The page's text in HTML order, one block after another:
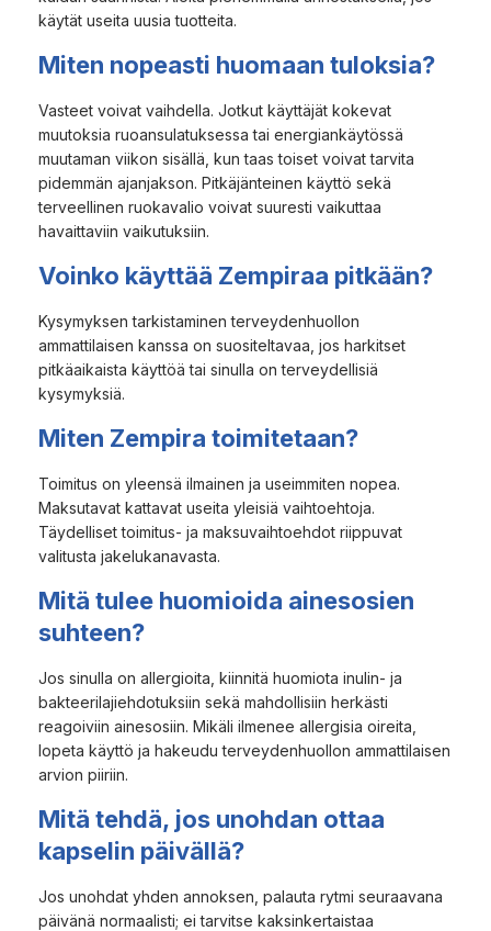
käytät useita uusia tuotteita.
Miten nopeasti huomaan tuloksia?
Vasteet voivat vaihdella. Jotkut käyttäjät kokevat
muutoksia ruoansulatuksessa tai energiankäytössä
muutaman viikon sisällä, kun taas toiset voivat tarvita
pidemmän ajanjakson. Pitkäjänteinen käyttö sekä
terveellinen ruokavalio voivat suuresti vaikuttaa
havaittaviin vaikutuksiin.
Voinko käyttää Zempiraa pitkään?
Kysymyksen tarkistaminen terveydenhuollon
ammattilaisen kanssa on suositeltavaa, jos harkitset
pitkäaikaista käyttöä tai sinulla on terveydellisiä
kysymyksiä.
Miten Zempira toimitetaan?
Toimitus on yleensä ilmainen ja useimmiten nopea.
Maksutavat kattavat useita yleisiä vaihtoehtoja.
Täydelliset toimitus- ja maksuvaihtoehdot riippuvat
valitusta jakelukanavasta.
Mitä tulee huomioida ainesosien
suhteen?
Jos sinulla on allergioita, kiinnitä huomiota inulin- ja
bakteerilajiehdotuksiin sekä mahdollisiin herkästi
reagoiviin ainesosiin. Mikäli ilmenee allergisia oireita,
lopeta käyttö ja hakeudu terveydenhuollon ammattilaisen
arvion piiriin.
Mitä tehdä, jos unohdan ottaa
kapselin päivällä?
Jos unohdat yhden annoksen, palauta rytmi seuraavana
päivänä normaalisti; ei tarvitse kaksinkertaistaa